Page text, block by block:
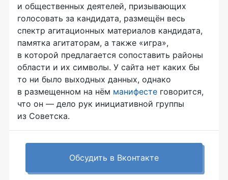
и общественных деятелей, призывающих
голосовать за кандидата, размещён весь
спектр агитационных материалов кандидата,
памятка агитаторам, а также «игра»,
в которой предлагается сопоставить районы
области и их символы. У сайта нет каких бы
то ни было выходных данных, однако
в размещенном на нём манифесте говорится,
что он — дело рук инициативной группы
из Советска.
Обсудить в Вконтакте